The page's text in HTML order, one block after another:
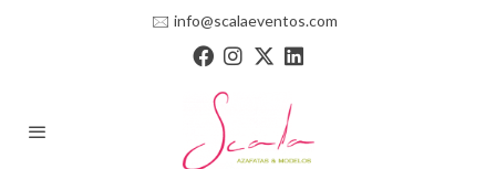
🖂 info@scalaeventos.com